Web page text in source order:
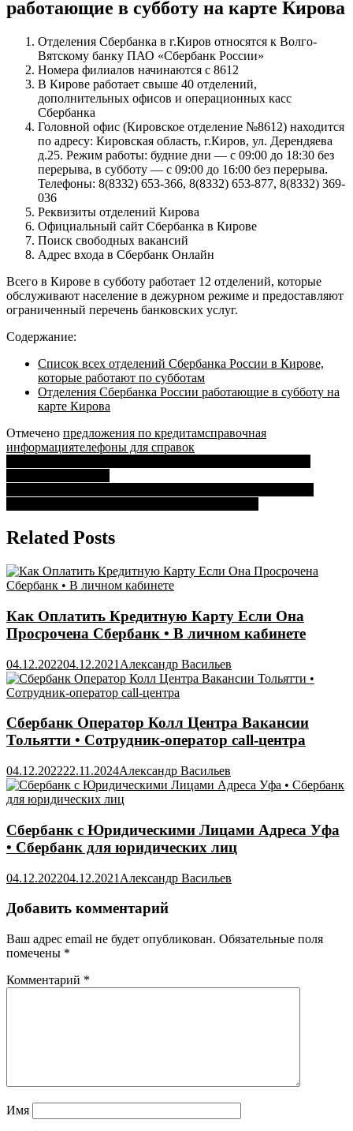
работающие в субботу на карте Кирова
Отделения Сбербанка в г.Киров относятся к Волго-
Вятскому банку ПАО «Сбербанк России»
Номера филиалов начинаются с 8612
В Кирове работает свыше 40 отделений,
дополнительных офисов и операционных касс
Сбербанка
Головной офис (Кировское отделение №8612) находится
по адресу: Кировская область, г.Киров, ул. Дерендяева
д.25. Режим работы: будние дни — с 09:00 до 18:30 без
перерыва, в субботу — с 09:00 до 16:00 без перерыва.
Телефоны: 8(8332) 653-366, 8(8332) 653-877, 8(8332) 369-
036
Реквизиты отделений Кирова
Официальный сайт Сбербанка в Кирове
Поиск свободных вакансий
Адрес входа в Сбербанк Онлайн
Всего в Кирове в субботу работает 12 отделений, которые
обслуживают население в дежурном режиме и предоставляют
ограниченный перечень банковских услуг.
Содержание:
Список всех отделений Сбербанка России в Кирове,
которые работают по субботам
Отделения Сбербанка России работающие в субботу на
карте Кирова
Отмечено предложения по кредитамсправочная
информациятелефоны для справок
Навигация
по
записям
Related Posts
Как Оплатить Кредитную Карту Если Она
Просрочена Сбербанк • В личном кабинете
04.12.202204.12.2021 Александр Васильев
Сбербанк Оператор Колл Центра Вакансии
Тольятти • Сотрудник-оператор call-центра
04.12.202222.11.2024Александр Васильев
Сбербанк с Юридическими Лицами Адреса Уфа
• Сбербанк для юридических лиц
04.12.202204.12.2021 Александр Васильев
Добавить комментарий
Ваш адрес email не будет опубликован. Обязательные поля
помечены *
Комментарий *
Имя